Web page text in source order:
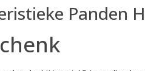
Panden